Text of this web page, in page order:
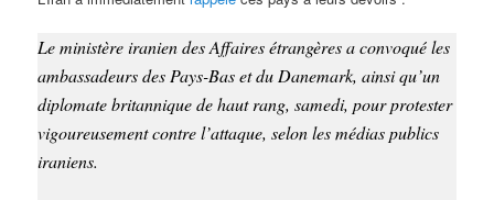
Le ministère iranien des Affaires étrangères a convoqué les
ambassadeurs des Pays-Bas et du Danemark, ainsi qu’un
diplomate britannique de haut rang, samedi, pour protester
vigoureusement contre l’attaque, selon les médias publics
iraniens.